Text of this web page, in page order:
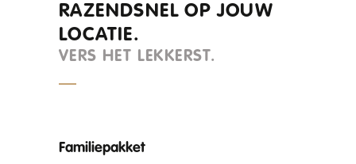
RAZENDSNEL OP JOUW
LOCATIE.
VERS HET LEKKERST.
Familiepakket